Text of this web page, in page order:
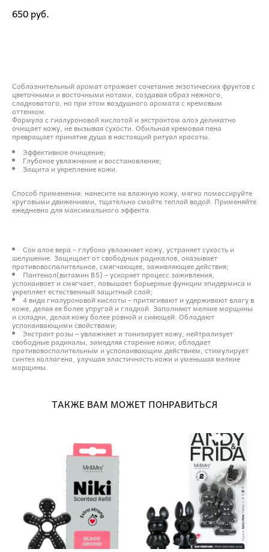
650 pуб.
Соблазнительный аромат отражает сочетание экзотических фруктов с
цветочными и восточными нотами, создавая образ нежного,
сладковатого, но при этом воздушного аромата с кремовым
оттенком.
Формула с гиалуроновой кислотой и экстрактом алоэ деликатно
очищает кожу, не вызывая сухости. Обильная кремовая пена
превращает принятие душа в настоящий ритуал красоты.
Эффективное очищение;
Глубокое увлажнение и восстановление;
Защита и укрепление кожи.
Способ применения: нанесите на влажную кожу, мягко помассируйте
круговыми движениями, тщательно смойте теплой водой. Применяйте
ежедневно для максимального эффекта.
Сок алое вера – глубоко увлажняет кожу, устраняет сухость и
шелушение. Защищает от свободных радикалов, оказывает
противовоспалительное, смягчающее, заживляющее действия;
Пантенол(витамин B5) – ускоряет процесс заживления,
успокаивает и смягчает, повышает барьерные функции эпидермиса и
укрепляет естественный защитный слой;
4 вида гиалуроновой кислоты – притягивают и удерживают влагу в
коже, делая ее более упругой и гладкой. Заполняют мелкие морщины
и складки, делая кожу более ровной и сияющей. Обладают
успокаивающими свойствами;
Экстракт розы – увлажняет и тонизирует кожу, нейтрализует
свободные радикалы, замедляя старение кожи; обладает
противовоспалительным и успокаивающим действием, стимулирует
синтез коллагена, улучшая эластичность кожи и уменьшая мелкие
морщины.
ТАКЖЕ ВАМ МОЖЕТ ПОНРАВИТЬСЯ